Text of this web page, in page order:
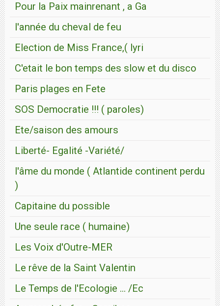
Pour la Paix mainrenant , a Ga
l'année du cheval de feu
Election de Miss France,( lyri
C'etait le bon temps des slow et du disco
Paris plages en Fete
SOS Democratie !!! ( paroles)
Ete/saison des amours
Liberté- Egalité -Variété/
l'âme du monde ( Atlantide continent perdu
)
Capitaine du possible
Une seule race ( humaine)
Les Voix d'Outre-MER
Le rêve de la Saint Valentin
Le Temps de l'Ecologie ... /Ec